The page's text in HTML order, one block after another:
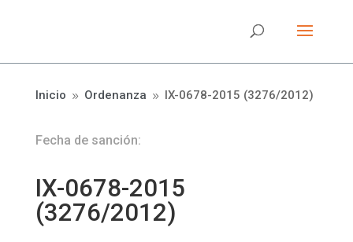
Inicio 9 Ordenanza 9 IX-0678-2015 (3276/2012)
Fecha de sanción:
IX-0678-2015
(3276/2012)